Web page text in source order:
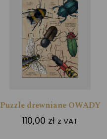
Puzzle drewniane OWADY
110,00 zł z VAT